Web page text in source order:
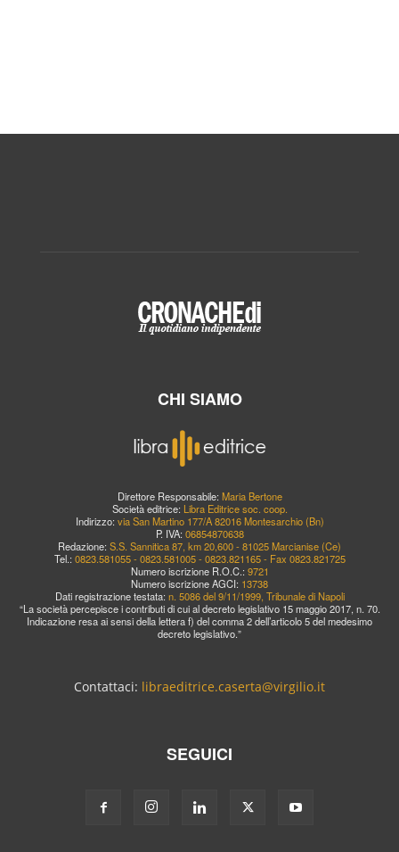
CHI SIAMO
Direttore Responsabile: Maria Bertone
Società editrice: Libra Editrice soc. coop.
Indirizzo: via San Martino 177/A 82016 Montesarchio (Bn)
P. IVA: 06854870638
Redazione: S.S. Sannitica 87, km 20,600 - 81025 Marcianise (Ce)
Tel.: 0823.581055 - 0823.581005 - 0823.821165 - Fax 0823.821725
Numero iscrizione R.O.C.: 9721
Numero iscrizione AGCI: 13738
Dati registrazione testata: n. 5086 del 9/11/1999, Tribunale di Napoli
“La società percepisce i contributi di cui al decreto legislativo 15 maggio 2017, n. 70.
Indicazione resa ai sensi della lettera f) del comma 2 dell’articolo 5 del medesimo
decreto legislativo.”
Contattaci: libraeditrice.caserta@virgilio.it
SEGUICI